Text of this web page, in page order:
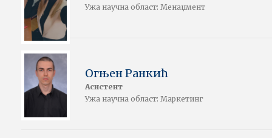
Ужа научна област: Менаџмент
Огњен Ранкић
Асистент
Ужа научна област: Маркетинг